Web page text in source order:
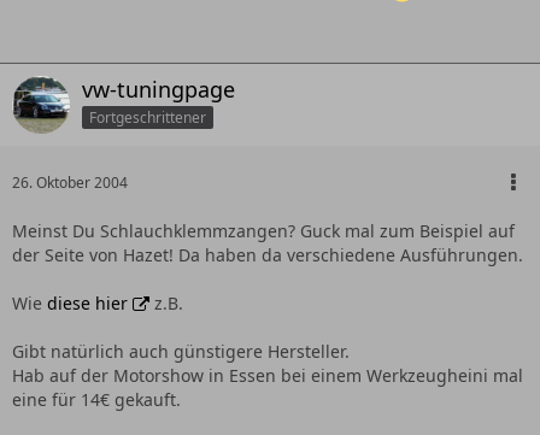
vw-tuningpage
Fortgeschrittener
26. Oktober 2004
Meinst Du Schlauchklemmzangen? Guck mal zum Beispiel auf
der Seite von Hazet! Da haben da verschiedene Ausführungen.
Wie diese hier z.B.
Gibt natürlich auch günstigere Hersteller.
Hab auf der Motorshow in Essen bei einem Werkzeugheini mal
eine für 14€ gekauft.